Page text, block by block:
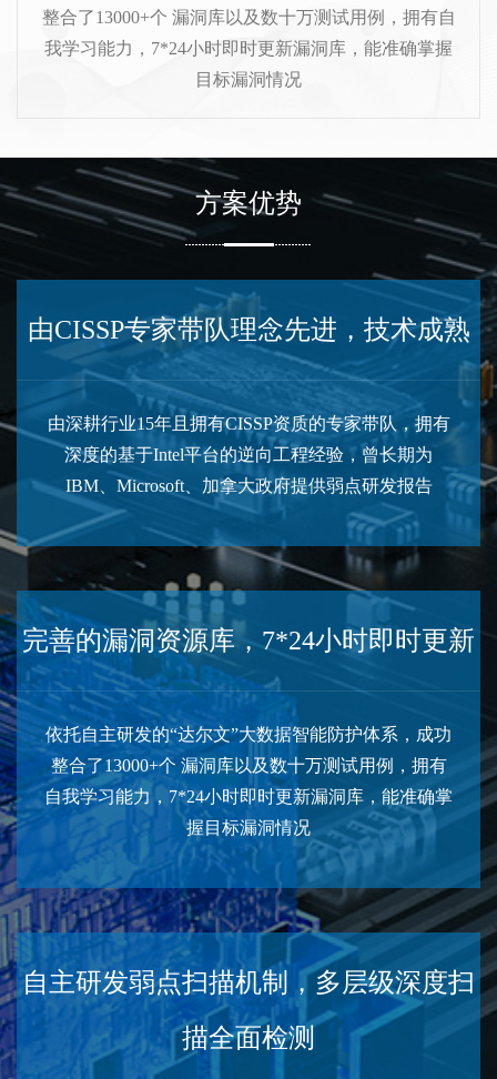
整合了13000+个 漏洞库以及数十万测试用例，拥有自
我学习能力，7*24小时即时更新漏洞库，能准确掌握
目标漏洞情况
方案优势
由CISSP专家带队理念先进，技术成熟
由深耕行业15年且拥有CISSP资质的专家带队，拥有
深度的基于Intel平台的逆向工程经验，曾长期为
IBM、Microsoft、加拿大政府提供弱点研发报告
完善的漏洞资源库，7*24小时即时更新
依托自主研发的“达尔文”大数据智能防护体系，成功
整合了13000+个 漏洞库以及数十万测试用例，拥有
自我学习能力，7*24小时即时更新漏洞库，能准确掌
握目标漏洞情况
自主研发弱点扫描机制，多层级深度扫
描全面检测